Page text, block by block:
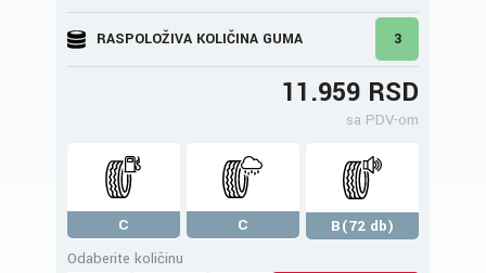
RASPOLOŽIVA KOLIČINA GUMA 3
11.959 RSD
sa PDV-om
C C
B(72 db)
Odaberite količinu